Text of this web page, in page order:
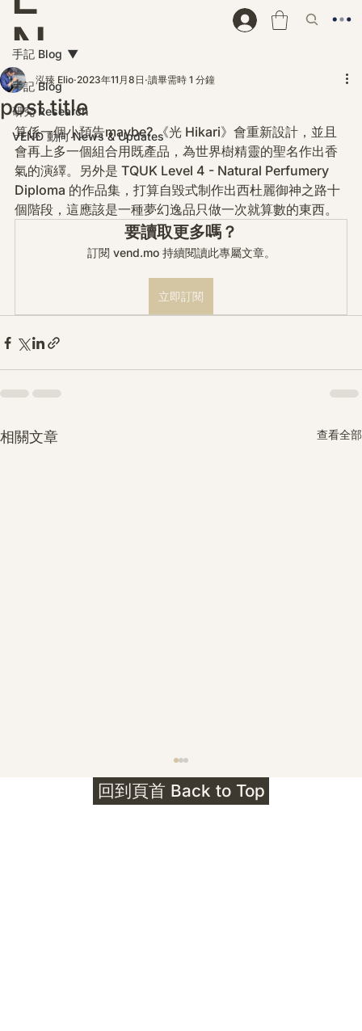
N
D
手記 Blog
研究 Research
VEND 動向 News & Updates
手記 Blog
post title
泓臻 Elio 2023年11月8日 讀畢需時 1 分鐘
算係一個小預告maybe? 《光 Hikari》會重新設計，並且
會再上多一個組合用既產品，為世界樹精靈的聖名作出香
氣的演繹。另外是 TQUK Level 4 - Natural Perfumery
Diploma 的作品集，打算自毀式制作出西杜麗御神之路十
個階段，這應該是一種夢幻逸品只做一次就算數的東西。
要讀取更多嗎？
訂閱 vend.mo 持續閱讀此專屬文章。
立即訂閱
相關文章 查看全部
回到頁首 Back to Top